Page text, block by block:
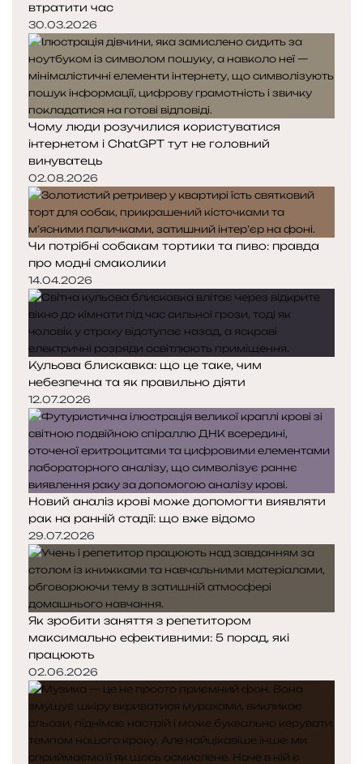
втратити час
30.03.2026
Чому люди розучилися користуватися
інтернетом і ChatGPT тут не головний
винуватець
02.08.2026
Чи потрібні собакам тортики та пиво: правда
про модні смаколики
14.04.2026
Кульова блискавка: що це таке, чим
небезпечна та як правильно діяти
12.07.2026
Новий аналіз крові може допомогти виявляти
рак на ранній стадії: що вже відомо
29.07.2026
Як зробити заняття з репетитором
максимально ефективними: 5 порад, які
працюють
02.06.2026